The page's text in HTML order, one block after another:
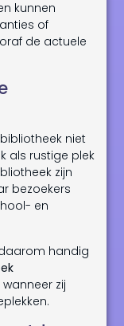
kunnen
of
de actuele
niet
als rustige plek
zijn
bezoekers
en
handig
zij